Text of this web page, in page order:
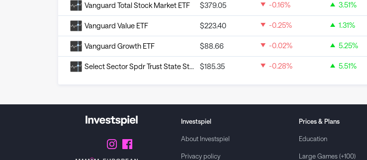
Vanguard Total Stock Market ETF $379.05 -0.16% 3.51%
Vanguard Value ETF $223.40 -0.25% 1.31%
Vanguard Growth ETF $88.66 -0.02% 5.25%
Select Sector Spdr Trust State Street Technology Select Sector SP $185.35 -0.28% 5.51%
Investspiel
About Investspiel
Privacy policy
Prices & Plans
Education
Large Games (+100)